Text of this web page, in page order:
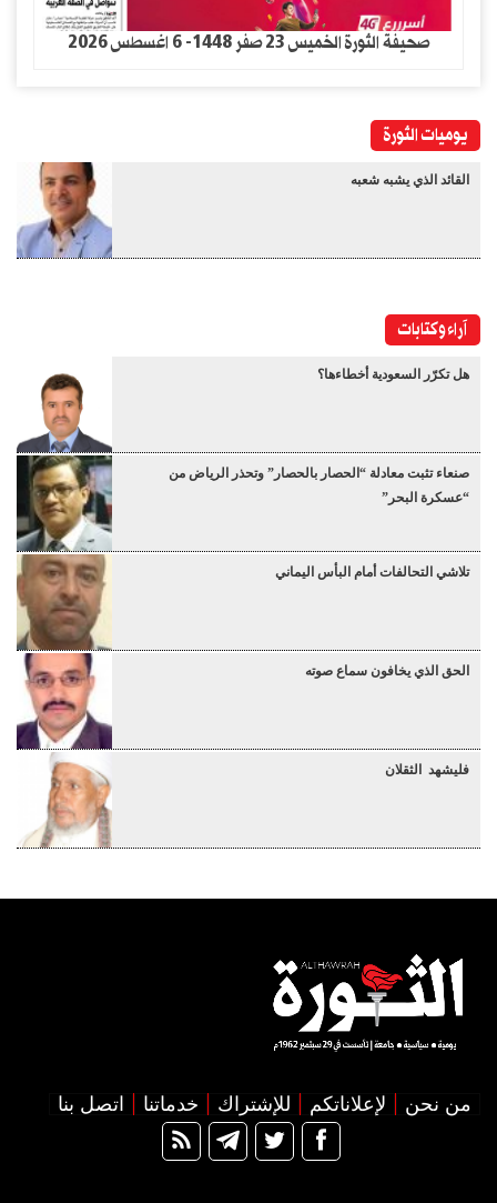
صحيفة الثورة الخميس 23 صفر 1448- 6 اغسطس 2026
يوميات الثورة
القائد الذي يشبه شعبه
آراء وكتابات
هل تكرّر السعودية أخطاءها؟
صنعاء تثبت معادلة “الحصار بالحصار” وتحذر الرياض من
“عسكرة البحر”
تلاشي التحالفات أمام البأس اليماني
الحق الذي يخافون سماع صوته
فليشهد الثقلان
من نحن لإعلاناتكم للإشتراك خدماتنا اتصل بنا